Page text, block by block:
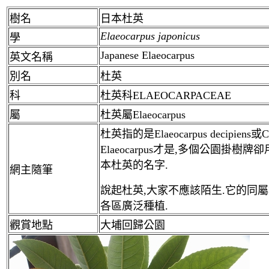
樹名
日本杜英
學
Elaeocarpus japonicus
英文名稱
Japanese Elaeocarpus
別名
杜英
科
杜英科ELAEOCARPACEAE
屬
杜英屬Elaeocarpus
網主隨筆
杜英指的是Elaeocarpus decipiens或
Elaeocarpus才是,多個公園掛樹牌卻
本杜英的名字.
說起杜英,大家不應該陌生.它的同
各區廣泛種植.
觀賞地點
大埔回歸公園